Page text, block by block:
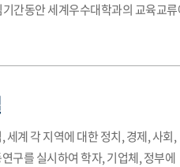
간동안 세계우수대학과의 교육교
세계 각 지역에 대한 정치, 경제, 사회,
구를 실시하여 학자, 기업체, 정부에